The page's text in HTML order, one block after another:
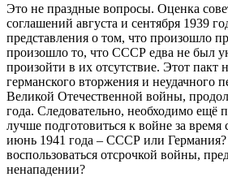
Это не праздные вопросы. Оценка
соглашений августа и сентября 1939
представления о том, что произошло
произошло то, что СССР едва не был
произойти в их отсутствие. Этот пакт
германского вторжения и неудачного
Великой Отечественной войны,
года. Следовательно, необходимо ещё
лучше подготовиться к войне за время
июнь 1941 года – СССР или
воспользоваться отсрочкой войны,
ненападении?